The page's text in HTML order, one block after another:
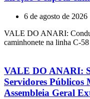
6 de agosto de 2026
VALE DO ANARI:
caminhonete na linha C-58
VALE DO ANARI:
Servidores
Assembleia Geral